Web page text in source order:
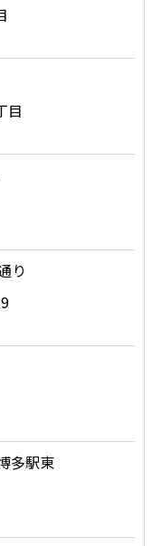
目
り
多駅東